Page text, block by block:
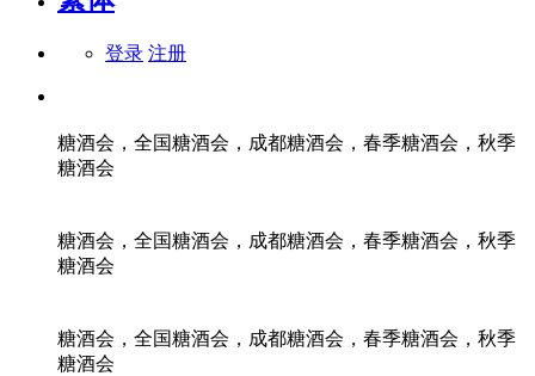
登录 注册
糖酒会，全国糖酒会，成都糖酒会，春季糖酒会，秋季
糖酒会
糖酒会，全国糖酒会，成都糖酒会，春季糖酒会，秋季
糖酒会
糖酒会，全国糖酒会，成都糖酒会，春季糖酒会，秋季
糖酒会